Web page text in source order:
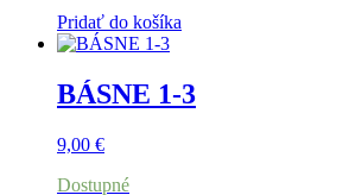
Pridať do košíka
BÁSNE 1-3
9,00 €
Dostupné